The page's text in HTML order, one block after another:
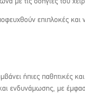
επιπλοκές και
ήπιες παθητικές
ενδυνάμωσης, με